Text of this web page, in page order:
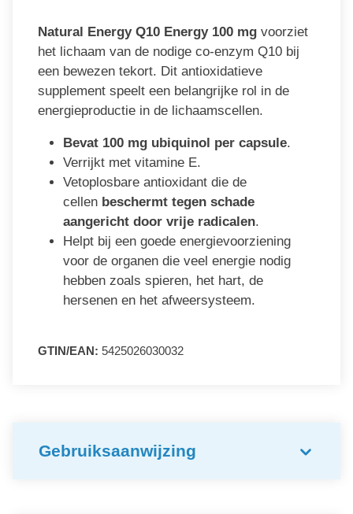
Natural Energy Q10 Energy 100 mg voorziet
het lichaam van de nodige co-enzym Q10 bij
een bewezen tekort. Dit antioxidatieve
supplement speelt een belangrijke rol in de
energieproductie in de lichaamscellen.
Bevat 100 mg ubiquinol per capsule.
Verrijkt met vitamine E.
Vetoplosbare antioxidant die de
cellen beschermt tegen schade
aangericht door vrije radicalen.
Helpt bij een goede energievoorziening
voor de organen die veel energie nodig
hebben zoals spieren, het hart, de
hersenen en het afweersysteem.
GTIN/EAN: 5425026030032
Gebruiksaanwijzing